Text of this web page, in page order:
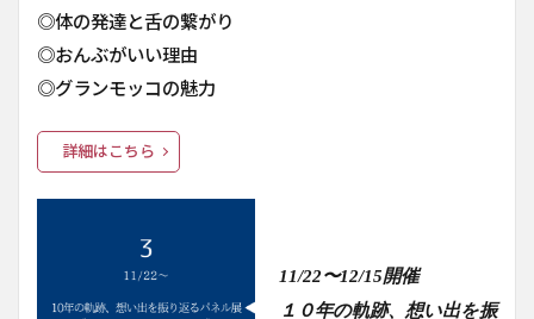
◎体の発達と舌の繋がり
◎おんぶがいい理由
◎グランモッコの魅力
詳細はこちら
11/22〜12/15開催
１０年の軌跡、想い出を振